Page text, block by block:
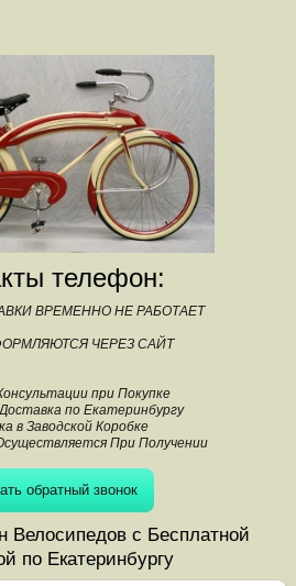
телефон:
ВРЕМЕННО НЕ РАБОТАЕТ
ЧЕРЕЗ САЙТ
при Покупке
по Екатеринбургу
в Заводской Коробке
При Получении
обратный звонок
Велосипедов с Бесплатной
по Екатеринбургу